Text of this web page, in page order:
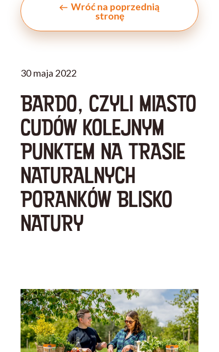
Wróć na poprzednią
stronę
30 maja 2022
BARDO, CZYLI MIASTO
CUDÓW KOLEJNYM
PUNKTEM NA TRASIE
NATURALNYCH
PORANKÓW BLISKO
NATURY